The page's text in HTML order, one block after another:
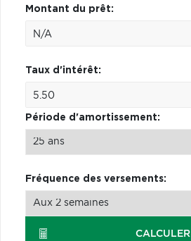
Montant du prêt:
Taux d'intérêt:
Période d'amortissement:
Fréquence des versements:
CALCULER